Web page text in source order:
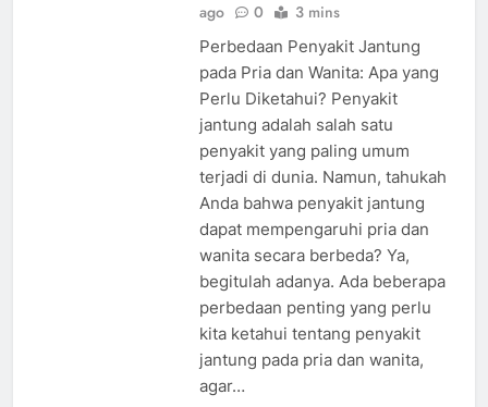
ago
0 3 mins
Perbedaan Penyakit Jantung
pada Pria dan Wanita: Apa yang
Perlu Diketahui? Penyakit
jantung adalah salah satu
penyakit yang paling umum
terjadi di dunia. Namun, tahukah
Anda bahwa penyakit jantung
dapat mempengaruhi pria dan
wanita secara berbeda? Ya,
begitulah adanya. Ada beberapa
perbedaan penting yang perlu
kita ketahui tentang penyakit
jantung pada pria dan wanita,
agar…